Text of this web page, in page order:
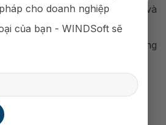
cho doanh nghiệp
của bạn - WINDSoft sẽ
được nhiều hàng hóa hơn và
thu.
khách hàng và tạo dựng lòng
nâng cao thương hiệu.
hàng